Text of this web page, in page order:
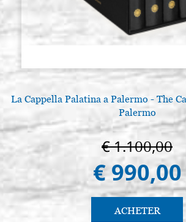
La Cappella Palatina a Palermo - The
Palermo
€ 1.100,00
€ 990,00
ACHETER